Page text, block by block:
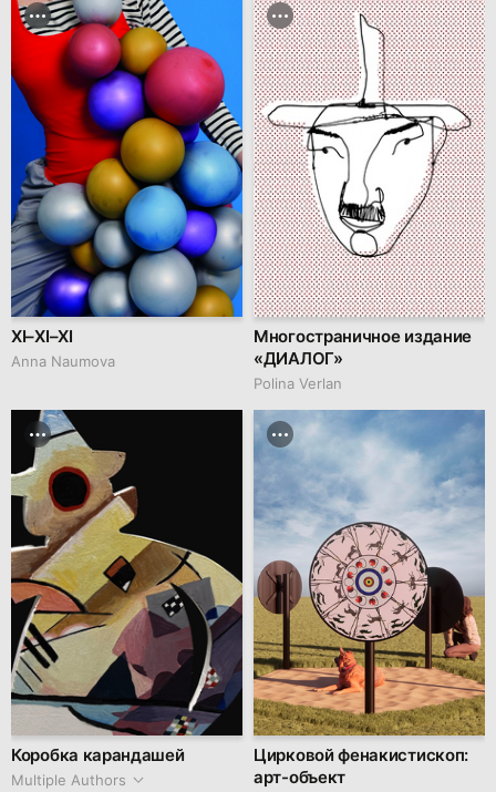
XI–XI–XI
Anna Naumova
Многостраничное издание
«ДИАЛОГ»
Polina Verlan
Коробка карандашей
Multiple Authors
Цирковой фенакистископ:
арт-объект